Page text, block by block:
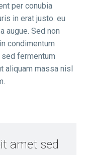
per conubia
in erat justo. eu
augue. Sed non
condimentum
sed fermentum
aliquam massa nisl
amet sed